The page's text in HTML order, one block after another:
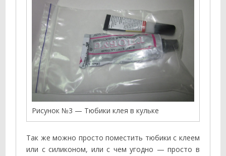
Рисунок №3 — Тюбики клея в кульке
Так же можно просто поместить тюбики с клеем
или с силиконом, или с чем угодно — просто в